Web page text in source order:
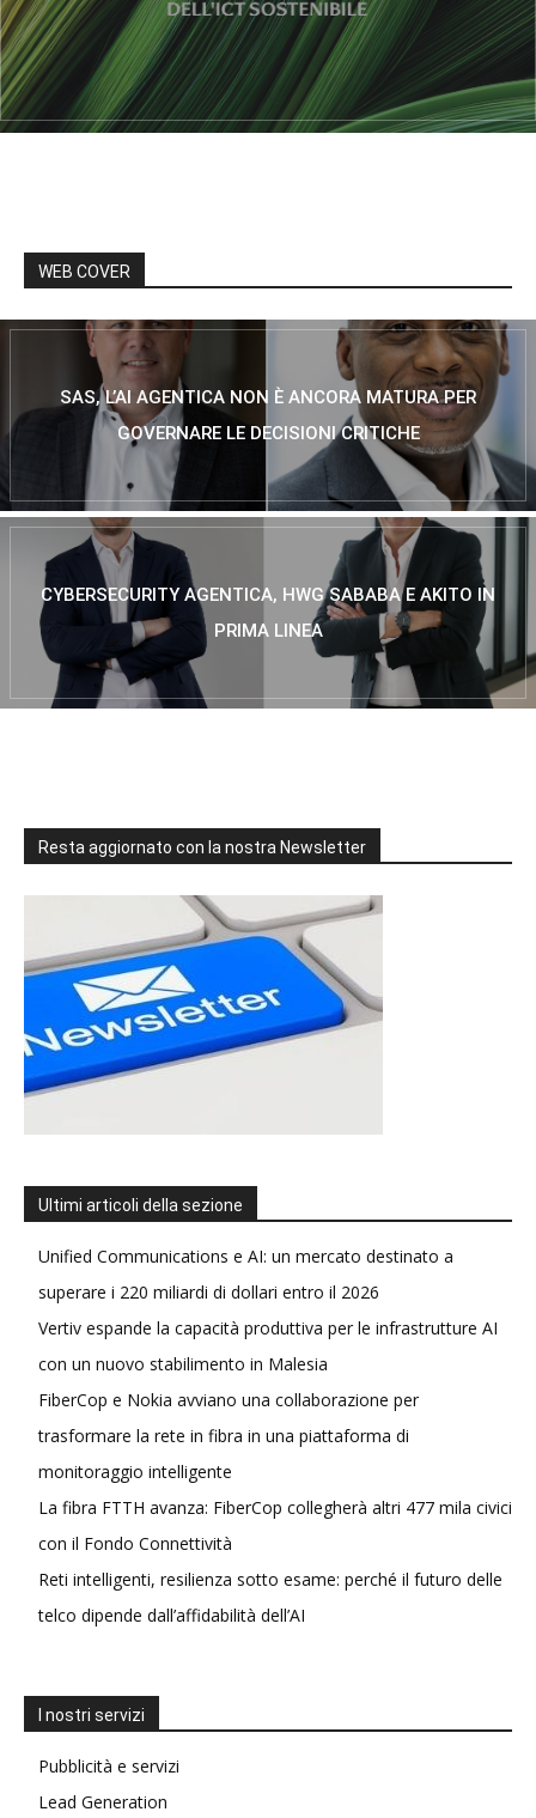
WEB COVER
SAS, L’AI AGENTICA NON È ANCORA MATURA PER
GOVERNARE LE DECISIONI CRITICHE
CYBERSECURITY AGENTICA, HWG SABABA E AKITO IN
PRIMA LINEA
Resta aggiornato con la nostra Newsletter
Ultimi articoli della sezione
Unified Communications e AI: un mercato destinato a
superare i 220 miliardi di dollari entro il 2026
Vertiv espande la capacità produttiva per le infrastrutture AI
con un nuovo stabilimento in Malesia
FiberCop e Nokia avviano una collaborazione per
trasformare la rete in fibra in una piattaforma di
monitoraggio intelligente
La fibra FTTH avanza: FiberCop collegherà altri 477 mila civici
con il Fondo Connettività
Reti intelligenti, resilienza sotto esame: perché il futuro delle
telco dipende dall’affidabilità dell’AI
I nostri servizi
Pubblicità e servizi
Lead Generation